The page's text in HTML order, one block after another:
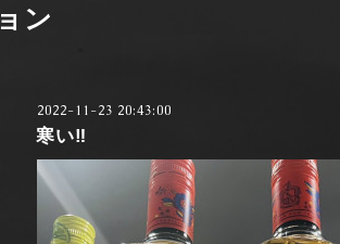
ン
2022-11-23 20:43:00
寒い‼️